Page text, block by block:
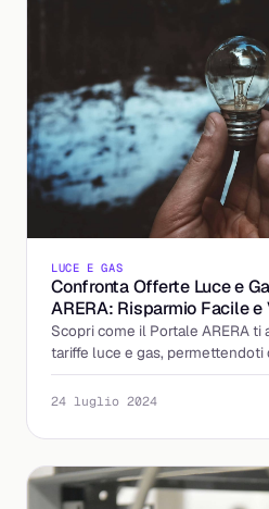
LUCE E GAS
Confronta Offerte Luce e
ARERA: Risparmio Facile e
Scopri come il Portale ARERA ti
tariffe luce e gas,
offerte per risparmiare sulla
24 luglio 2024